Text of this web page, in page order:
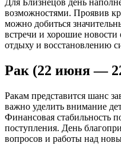
Для Близнецов день
возможностями. Проявив
можно добиться
встречи и хорошие новости
отдыху и восстановлению
Рак (22 июня —
Ракам представится шанс
важно уделить внимание
Финансовая стабильность
поступления. День
вопросов и работы над